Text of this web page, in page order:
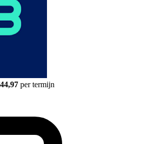
per termijn